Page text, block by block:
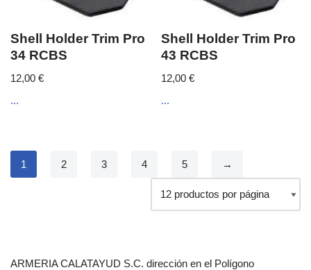
Shell Holder Trim Pro
34 RCBS
12,00 €
...
Shell Holder Trim Pro
43 RCBS
12,00€
...
1 2 3 4 5 →
ARMERIA CALATAYUD S.C. dirección en el Polígono